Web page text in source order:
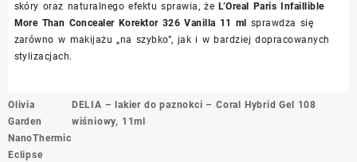
skóry oraz naturalnego efektu sprawia, że L’Oreal Paris Infaillible
More Than Concealer Korektor 326 Vanilla 11 ml
sprawdza się
zarówno w makijażu „na szybko”, jak i w bardziej dopracowanych
stylizacjach.
Nawigacja
wpisu
Olivia
Garden
NanoThermic
Eclipse
DELIA – lakier do paznokci – Coral Hybrid Gel 108
wiśniowy, 11ml